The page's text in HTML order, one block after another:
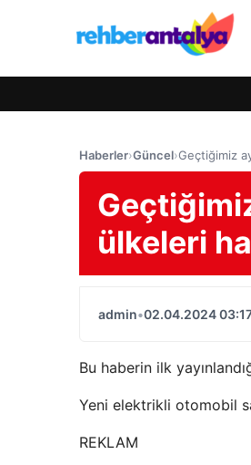
Haberler›Güncel›Geçtiğimiz
ülkeleri
admin•02.04.2024
Bu haberin ilk
Yeni elektrikli otomobil
REKLAM